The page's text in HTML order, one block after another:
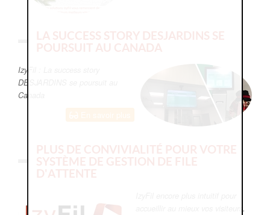
LA SUCCESS STORY DESJARDINS SE
POURSUIT AU CANADA
IzyFil : La success story
DESJARDINS se poursuit au
Canada
PLUS DE CONVIVIALITÉ POUR VOTRE
SYSTÈME DE GESTION DE FILE
D'ATTENTE
accueillir au mieux vos visiteurs.